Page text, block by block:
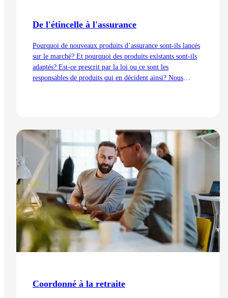
De l'étincelle à l'assurance
Pourquoi de nouveaux produits d’assurance sont-ils lancés
sur le marché? Et pourquoi des produits existants sont-ils
adaptés? Est-ce prescrit par la loi ou ce sont les
responsables de produits qui en décident ainsi? Nous
Lire l'article
Coordonné à la retraite